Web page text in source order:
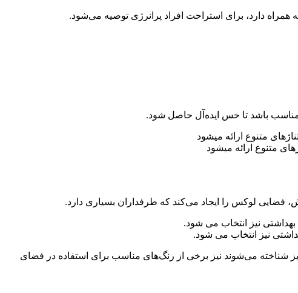
دارد، برای استراحت افراد پرانرژی توصیه می‌شود.
باشد تا حس ایده‌‌آل حاصل شود.
متنوع ارائه میشود
فضایی لوکس را ایجاد می‌کند که طرفداران بسیاری دارد.
نیز انتخاب می شود.
شناخته می‌شوند نیز برخی از رنگ‌های مناسب برای استفاده در فضای